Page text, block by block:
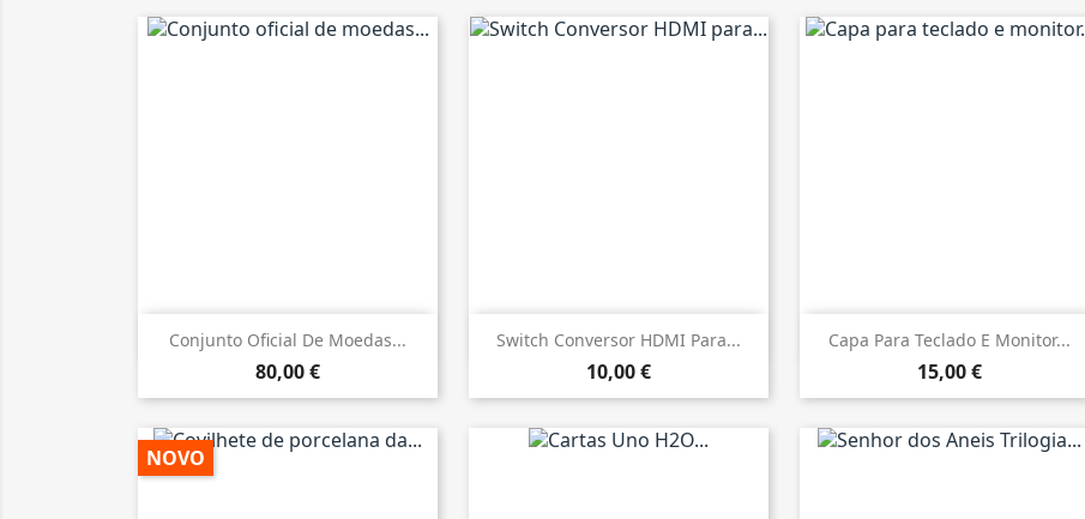
Conjunto Oficial De Moedas...
80,00 €
 Vista rápida Switch Conversor HDMI Para...
10,00 €
 Vista rápida Capa Para Teclado E Monitor...
15,00 €
 Vista rápida
NOVO